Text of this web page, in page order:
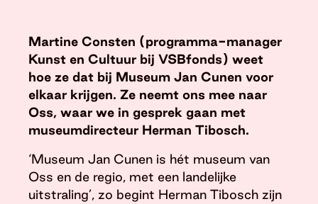
Martine Consten (programma-manager
Kunst en Cultuur bij VSBfonds) weet
hoe ze dat bij Museum Jan Cunen voor
elkaar krijgen. Ze neemt ons mee naar
Oss, waar we in gesprek gaan met
museumdirecteur Herman Tibosch.
‘Museum Jan Cunen is hét museum van
Oss en de regio, met een landelijke
uitstraling’, zo begint Herman Tibosch zijn